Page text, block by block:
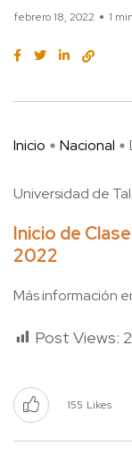
febrero 18, 2022 1
Inicio Nacional
Universidad de
Inicio de
2022
Más información
Post Views:
155 Likes